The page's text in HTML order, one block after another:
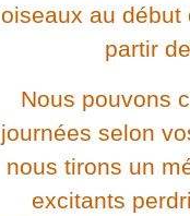
oiseaux au début
partir
Nous pouvons
journées selon
nous tirons un
excitants